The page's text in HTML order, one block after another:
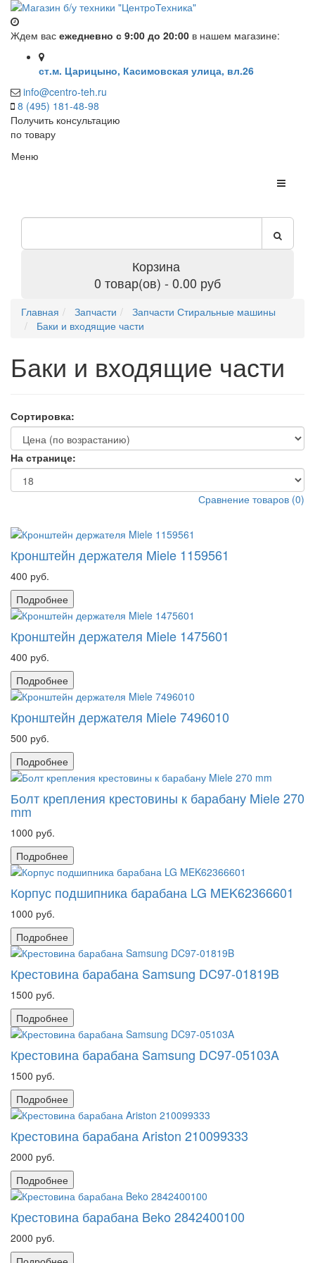
Ждем вас ежедневно с 9:00 до 20:00 в нашем магазине:
ст.м. Царицыно, Касимовская улица, вл.26
info@centro-teh.ru
8 (495) 181-48-98
Получить консультацию
по товару
Меню
Корзина
0 товар(ов) - 0.00 руб
Главная Запчасти
Запчасти Стиральные машины
Баки и входящие части
Баки и входящие части
Сортировка:
На странице:
Сравнение товаров (0)
Кронштейн держателя Miele 1159561
400 руб.
Подробнее
Кронштейн держателя Miele 1475601
400 руб.
Подробнее
Кронштейн держателя Miele 7496010
500 руб.
Подробнее
Болт крепления крестовины к барабану Miele 270
mm
1000 руб.
Подробнее
Корпус подшипника барабана LG MEK62366601
1000 руб.
Подробнее
Крестовина барабана Samsung DC97-01819B
1500 руб.
Подробнее
Крестовина барабана Samsung DC97-05103A
1500 руб.
Подробнее
Крестовина барабана Ariston 210099333
2000 руб.
Подробнее
Крестовина барабана Beko 2842400100
2000 руб.